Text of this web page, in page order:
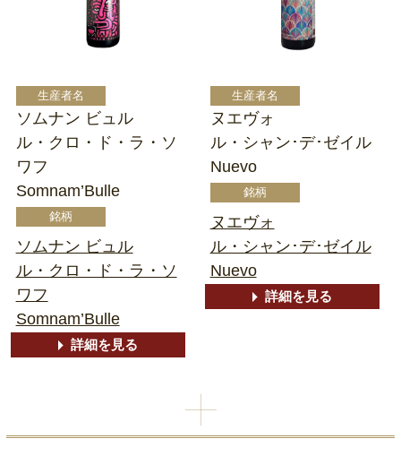
ソムナン ビュル
ル・クロ・ド・ラ・ソ
ワフ
Somnam’Bulle
ソムナン ビュル
ル・クロ・ド・ラ・ソ
ワフ
Somnam’Bulle
詳細を見る
ヌエヴォ
ル・シャン･デ･ゼイル
Nuevo
ヌエヴォ
ル・シャン･デ･ゼイル
Nuevo
詳細を見る